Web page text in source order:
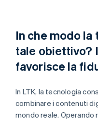
In che modo
tale obiettivo?
favorisce la
In LTK, la tecnologia
combinare i contenuti
mondo reale.